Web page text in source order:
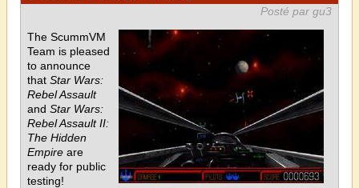
Posté par gu3
The ScummVM
Team is pleased
to announce
that Star Wars:
Rebel Assault
and Star Wars:
Rebel Assault II:
The Hidden
Empire are
ready for public
testing!